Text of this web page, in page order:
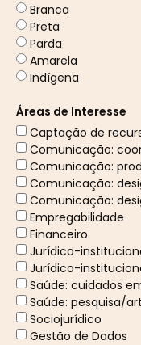
Branca
Preta
Parda
Amarela
Indígena
Áreas de Interesse
Captação de
Comunicação:
Comunicação:
Comunicação:
Comunicação:
Empregabilidade
Financeiro
Jurídico-
Jurídico-
Saúde: cuidados
Saúde: pesquisa/
Sociojurídico
Gestão de Dados